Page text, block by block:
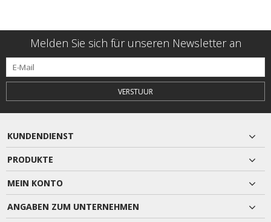
Melden Sie sich für unseren Newsletter an
VERSTUUR
KUNDENDIENST
PRODUKTE
MEIN KONTO
ANGABEN ZUM UNTERNEHMEN